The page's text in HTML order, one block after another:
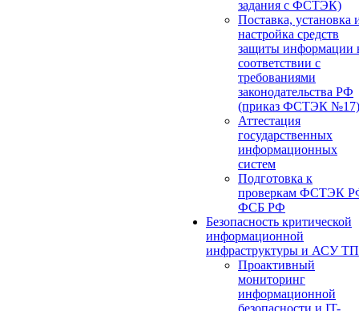
задания с ФСТЭК)
Поставка, установка
настройка средств
защиты информации
соответствии с
требованиями
законодательства РФ
(приказ ФСТЭК №17)
Аттестация
государственных
информационных
систем
Подготовка к
проверкам ФСТЭК
ФСБ РФ
Безопасность критической
информационной
инфраструктуры и АСУ ТП
Проактивный
мониторинг
информационной
безопасности и IT-